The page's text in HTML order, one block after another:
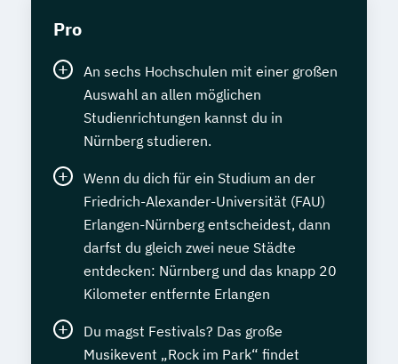
Pro
An sechs Hochschulen mit einer großen
Auswahl an allen möglichen
Studienrichtungen kannst du in
Nürnberg studieren.
Wenn du dich für ein Studium an der
Friedrich-Alexander-Universität (FAU)
Erlangen-Nürnberg entscheidest, dann
darfst du gleich zwei neue Städte
entdecken: Nürnberg und das knapp 20
Kilometer entfernte Erlangen
Du magst Festivals? Das große
Musikevent „Rock im Park“ findet